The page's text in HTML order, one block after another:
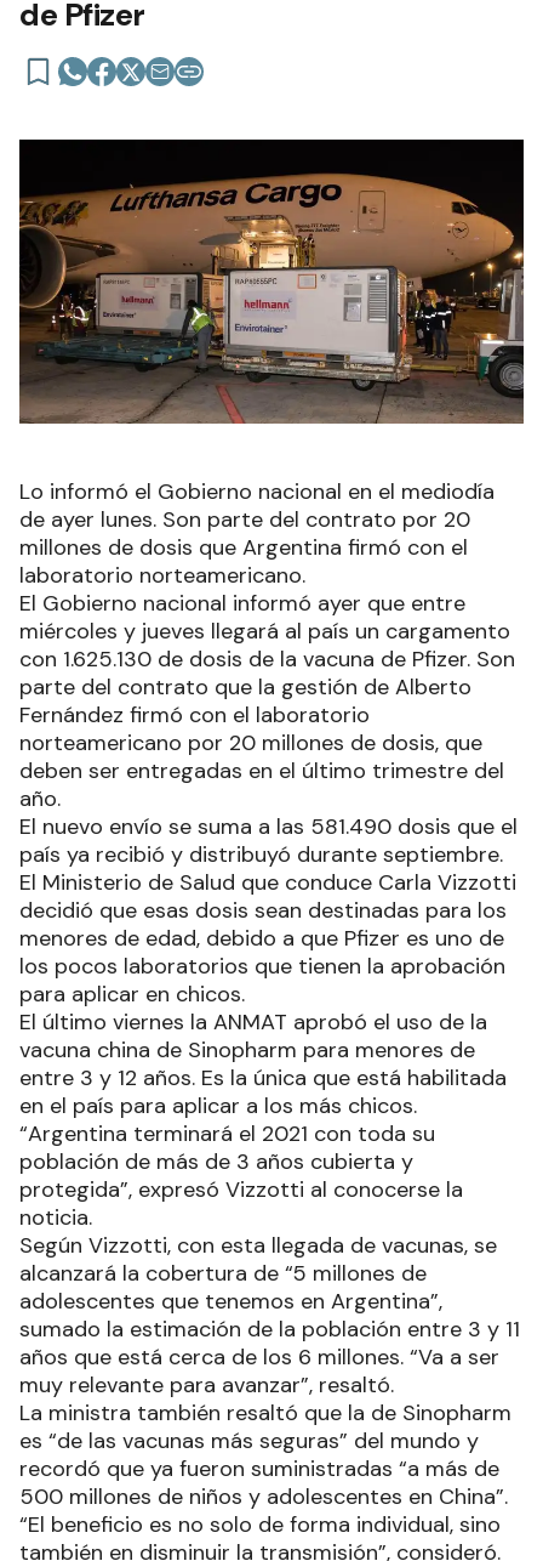
de Pfizer
Lo informó el Gobierno nacional en el mediodía
de ayer lunes. Son parte del contrato por 20
millones de dosis que Argentina firmó con el
laboratorio norteamericano.
El Gobierno nacional informó ayer que entre
miércoles y jueves llegará al país un cargamento
con 1.625.130 de dosis de la vacuna de Pfizer. Son
parte del contrato que la gestión de Alberto
Fernández firmó con el laboratorio
norteamericano por 20 millones de dosis, que
deben ser entregadas en el último trimestre del
año.
El nuevo envío se suma a las 581.490 dosis que el
país ya recibió y distribuyó durante septiembre.
El Ministerio de Salud que conduce Carla Vizzotti
decidió que esas dosis sean destinadas para los
menores de edad, debido a que Pfizer es uno de
los pocos laboratorios que tienen la aprobación
para aplicar en chicos.
El último viernes la ANMAT aprobó el uso de la
vacuna china de Sinopharm para menores de
entre 3 y 12 años. Es la única que está habilitada
en el país para aplicar a los más chicos.
“Argentina terminará el 2021 con toda su
población de más de 3 años cubierta y
protegida”, expresó Vizzotti al conocerse la
noticia.
Según Vizzotti, con esta llegada de vacunas, se
alcanzará la cobertura de “5 millones de
adolescentes que tenemos en Argentina”,
sumado la estimación de la población entre 3 y 11
años que está cerca de los 6 millones. “Va a ser
muy relevante para avanzar”, resaltó.
La ministra también resaltó que la de Sinopharm
es “de las vacunas más seguras” del mundo y
recordó que ya fueron suministradas “a más de
500 millones de niños y adolescentes en China”.
“El beneficio es no solo de forma individual, sino
también en disminuir la transmisión”, consideró.